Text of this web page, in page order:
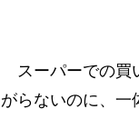
スーパーでの買
がらないのに、一